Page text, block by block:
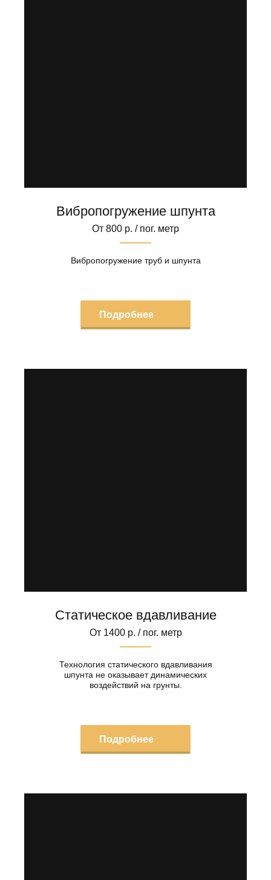
Вибропогружение шпунта
От 800 р. / пог. метр
Вибропогружение труб и шпунта
Подробнее
Статическое вдавливание
От 1400 р. / пог. метр
Технология статического вдавливания
шпунта не оказывает динамических
воздействий на грунты.
Подробнее